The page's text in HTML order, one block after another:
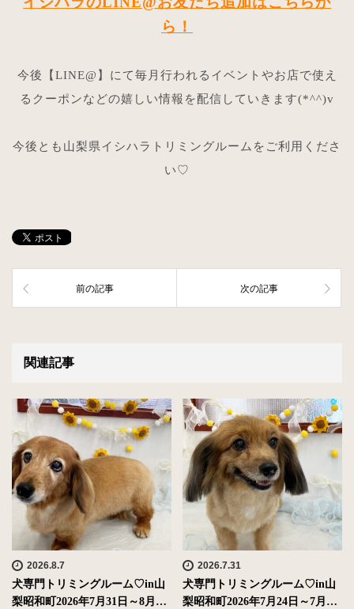
ら！
今後【LINE@】にて毎月行われるイベントやお店で使え
るクーポンなどの嬉しい情報を配信していきます(*^^)v
今後とも山梨県イシハラトリミングルームをご利用くださ
い♡
前の記事 次の記事
関連記事
2026.8.7
犬専門トリミングルーム♡in山
梨昭和町2026年7月31日～8月…
2026.7.31
犬専門トリミングルーム♡in山
梨昭和町2026年7月24日～7月…